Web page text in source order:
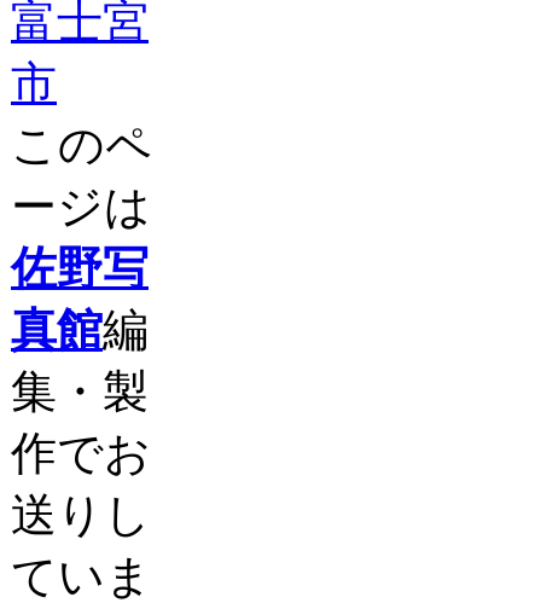
このペ
ージは
佐野写
真館編
集・製
作でお
送りし
ていま